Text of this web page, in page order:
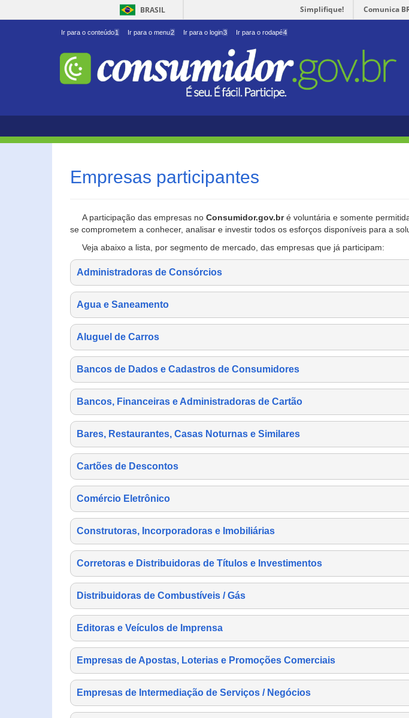
BRASIL Simplifique! Comunica
Ir para o conteúdo1 Ir para o menu2 Ir para o login3 Ir para o rodapé4
Empresas participantes
A participação das empresas no Consumidor.gov.bré voluntária e somente
se comprometem a conhecer, analisar e investir todos os esforços disponíveis para a
Veja abaixo a lista, por segmento de mercado, das empresas que já participam:
Administradoras de Consórcios
Agua e Saneamento
Aluguel de Carros
Bancos de Dados e Cadastros de Consumidores
Bancos, Financeiras e Administradoras de Cartão
Bares, Restaurantes, Casas Noturnas e Similares
Cartões de Descontos
Comércio Eletrônico
Construtoras, Incorporadoras e Imobiliárias
Corretoras e Distribuidoras de Títulos e Investimentos
Distribuidoras de Combustíveis / Gás
Editoras e Veículos de Imprensa
Empresas de Apostas, Loterias e Promoções Comerciais
Empresas de Intermediação de Serviços / Negócios